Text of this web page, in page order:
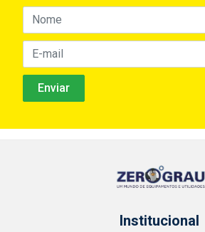
Institucional